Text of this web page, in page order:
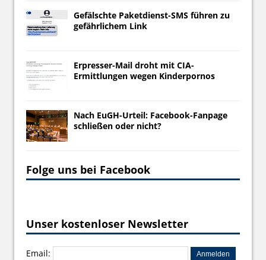
Gefälschte Paketdienst-SMS führen zu
gefährlichem Link
Erpresser-Mail droht mit CIA-
Ermittlungen wegen Kinderpornos
Nach EuGH-Urteil: Facebook-Fanpage
schließen oder nicht?
Folge uns bei Facebook
Unser kostenloser Newsletter
Email: